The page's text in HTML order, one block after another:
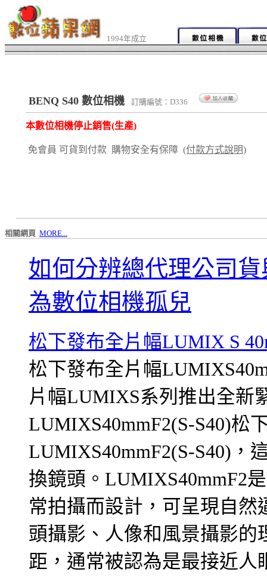
1994年成立
BENQ S40 數位相機 訂購編號：D336
本數位相機停止銷售(生產)
免會員 可貨到付款 購物安全有保障 (付款方式說明)
相關網頁 MORE...
如何分辨總代理公司
為數位相機孤兒
松下發布全片幅LUMIX S
松下發布全片幅
片幅LUMIXS系列推出全新
LUMIXS40mmF2(S-S40)松
LUMIXS40mmF2(S-S40)，
換鏡頭。LUMIXS40mmF2
常拍攝而設計，可呈現自
頭攝影、人像和風景攝影的
距，通常被認為是最接近